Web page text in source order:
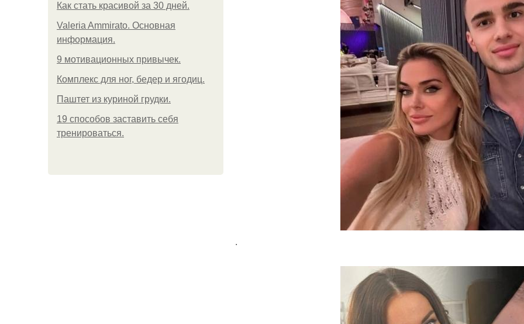
Как стать красивой за 30 дней.
Valeria Ammirato. Основная
информация.
9 мотивационных привычек.
Комплекс для ног, бедер и ягодиц.
Паштет из куриной грудки.
19 способов заставить себя
тренироваться.
.